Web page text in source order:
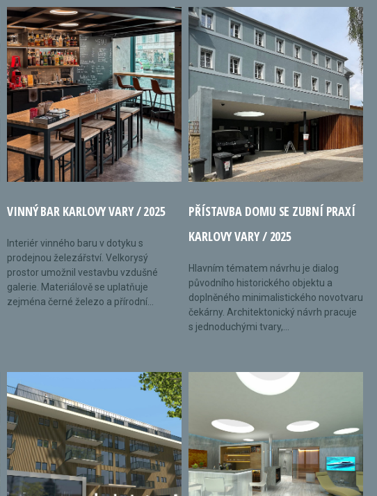
VINNÝ BAR KARLOVY VARY / 2025
Interiér vinného baru v dotyku s
prodejnou železářství. Velkorysý
prostor umožnil vestavbu vzdušné
galerie. Materiálově se uplatňuje
zejména černé železo a přírodní...
PŘÍSTAVBA DOMU SE ZUBNÍ PRAXÍ
KARLOVY VARY / 2025
Hlavním tématem návrhu je dialog
původního historického objektu a
doplněného minimalistického novotvaru
čekárny. Architektonický návrh pracuje
s jednoduchými tvary,...